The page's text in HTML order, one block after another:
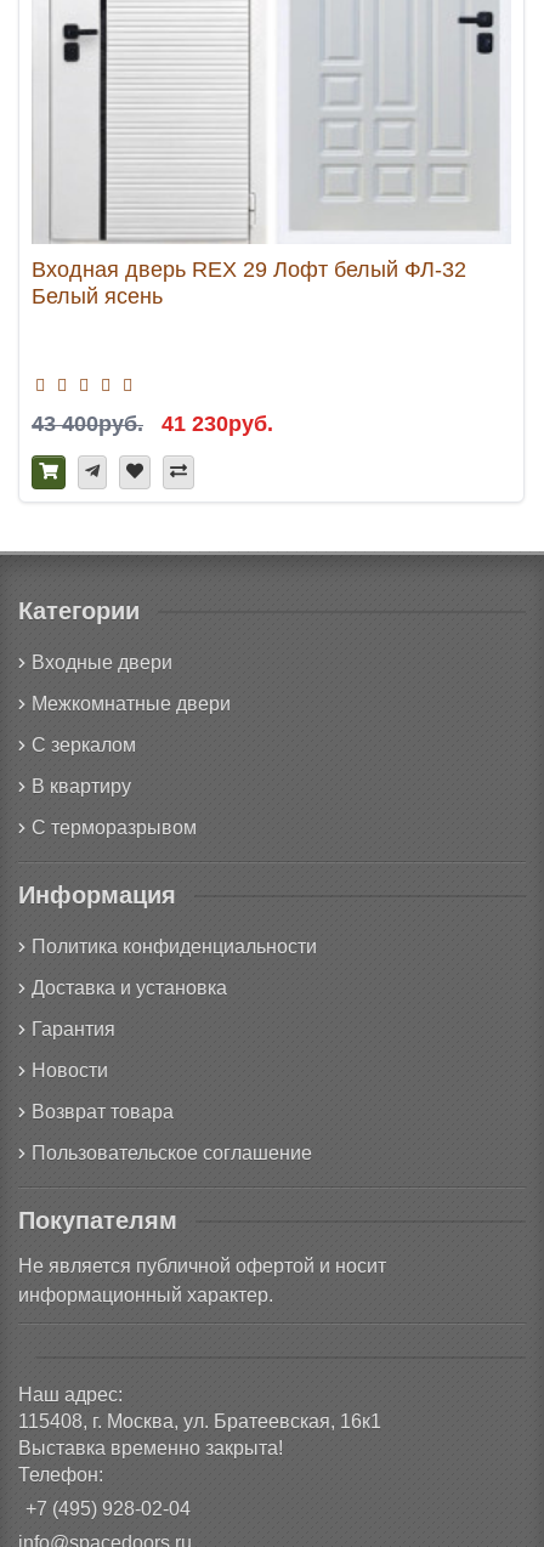
Входная дверь REX 29 Лофт белый ФЛ-32
Белый ясень
43 400руб. 41 230руб.
Категории
Входные двери
Межкомнатные двери
С зеркалом
В квартиру
С терморазрывом
Информация
Политика конфиденциальности
Доставка и установка
Гарантия
Новости
Возврат товара
Пользовательское соглашение
Покупателям
Не является публичной офертой и носит
информационный характер.
Наш адрес:
115408, г. Москва, ул. Братеевская, 16к1
Выставка временно закрыта!
Телефон:
+7 (495) 928-02-04
info@spacedoors.ru